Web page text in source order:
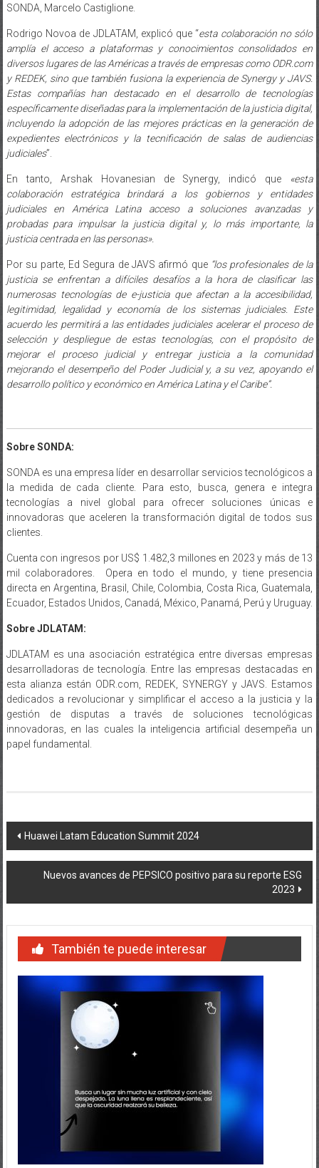
SONDA, Marcelo Castiglione.
Rodrigo Novoa de JDLATAM, explicó que “esta colaboración no sólo
amplía el acceso a plataformas y conocimientos consolidados en
diversos lugares de las Américas a través de empresas como ODR.com
y REDEK, sino que también fusiona la experiencia de Synergy y JAVS.
Estas compañías han destacado en el desarrollo de tecnologías
específicamente diseñadas para la implementación de la justicia digital,
incluyendo la adopción de las mejores prácticas en la generación de
expedientes electrónicos y la tecnificación de salas de audiencias
judiciales”.
En tanto, Arshak Hovanesian de Synergy, indicó que «esta
colaboración estratégica brindará a los gobiernos y entidades
judiciales en América Latina acceso a soluciones avanzadas y
probadas para impulsar la justicia digital y, lo más importante, la
justicia centrada en las personas».
Por su parte, Ed Segura de JAVS afirmó que “los profesionales de la
justicia se enfrentan a difíciles desafíos a la hora de clasificar las
numerosas tecnologías de e-justicia que afectan a la accesibilidad,
legitimidad, legalidad y economía de los sistemas judiciales. Este
acuerdo les permitirá a las entidades judiciales acelerar el proceso de
selección y despliegue de estas tecnologías, con el propósito de
mejorar el proceso judicial y entregar justicia a la comunidad
mejorando el desempeño del Poder Judicial y, a su vez, apoyando el
desarrollo político y económico en América Latina y el Caribe”.
Sobre SONDA:
SONDA es una empresa líder en desarrollar servicios tecnológicos a
la medida de cada cliente. Para esto, busca, genera e integra
tecnologías a nivel global para ofrecer soluciones únicas e
innovadoras que aceleren la transformación digital de todos sus
clientes.
Cuenta con ingresos por US$ 1.482,3 millones en 2023 y más de 13
mil colaboradores. Opera en todo el mundo, y tiene presencia
directa en Argentina, Brasil, Chile, Colombia, Costa Rica, Guatemala,
Ecuador, Estados Unidos, Canadá, México, Panamá, Perú y Uruguay.
Sobre JDLATAM:
JDLATAM es una asociación estratégica entre diversas empresas
desarrolladoras de tecnología. Entre las empresas destacadas en
esta alianza están ODR.com, REDEK, SYNERGY y JAVS. Estamos
dedicados a revolucionar y simplificar el acceso a la justicia y la
gestión de disputas a través de soluciones tecnológicas
innovadoras, en las cuales la inteligencia artificial desempeña un
papel fundamental.
Navegación
de
entradas
Huawei Latam Education Summit 2024
Nuevos avances de PEPSICO positivo para su reporte ESG
2023
También te puede interesar